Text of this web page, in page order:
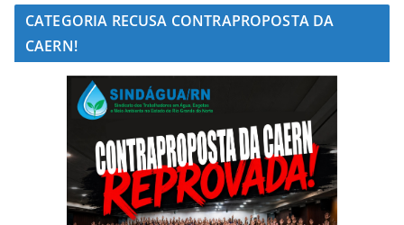
CATEGORIA RECUSA CONTRAPROPOSTA DA
CAERN!